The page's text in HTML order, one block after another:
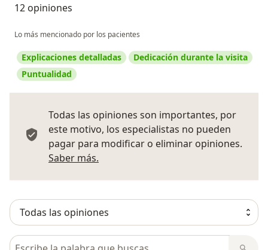
12 opiniones
Lo más mencionado por los pacientes
Explicaciones detalladas
Dedicación durante la visita
Puntualidad
Todas las opiniones son importantes, por
este motivo, los especialistas no pueden
pagar para modificar o eliminar opiniones.
Saber más.
Busca en opiniones